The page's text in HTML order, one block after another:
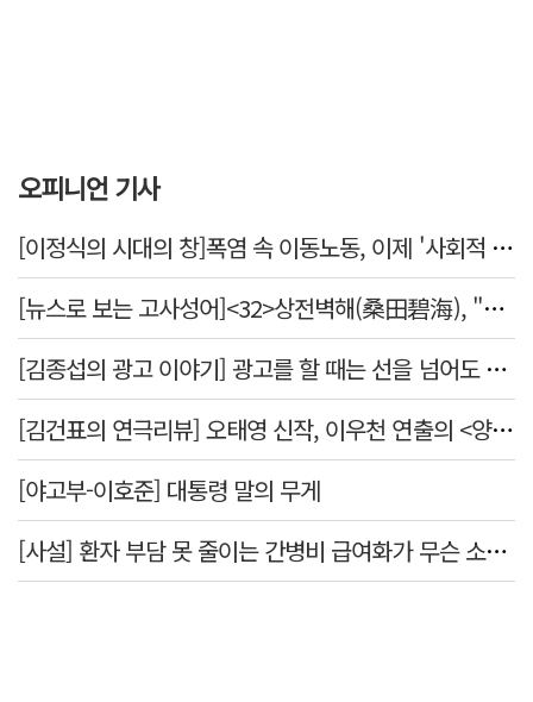
오피니언 기사
[이정식의 시대의 창]폭염 속 이동노동, 이제 '사회적 위험 관리'로 전환할 때
[뉴스로 보는 고사성어]<32>상전벽해(桑田碧海), "뽕나무밭이 푸른 바다가 되었다."
[김종섭의 광고 이야기] 광고를 할 때는 선을 넘어도 좋습니다.
[김건표의 연극리뷰] 오태영 신작, 이우천 연출의 <양은 양순하다>"국민을 온순한 양으로 길들이는 전체주의적 정치의 알레고리"
[야고부-이호준] 대통령 말의 무게
[사설] 환자 부담 못 줄이는 간병비 급여화가 무슨 소용인가